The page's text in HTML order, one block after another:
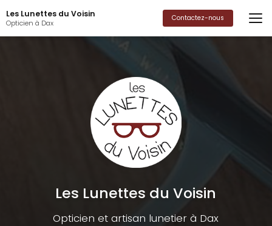
au
contenu
principal
Les Lunettes du Voisin
Opticien à Dax Contactez-nous
Les Lunettes du Voisin
Opticien et artisan lunetier à Dax